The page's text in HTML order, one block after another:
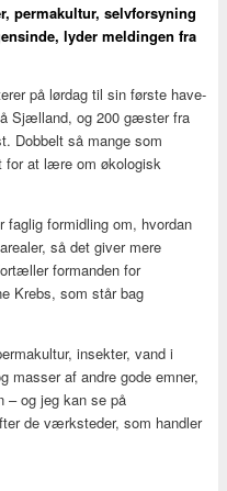
permakultur, selvforsyning
lyder meldingen fra
på lørdag til sin første have-
Sjælland, og 200 gæster fra
Dobbelt så mange som
for at lære om økologisk
formidling om, hvordan
så det giver mere
formanden for
Krebs, som står bag
insekter, vand i
masser af andre gode emner,
og jeg kan se på
de værksteder, som handler